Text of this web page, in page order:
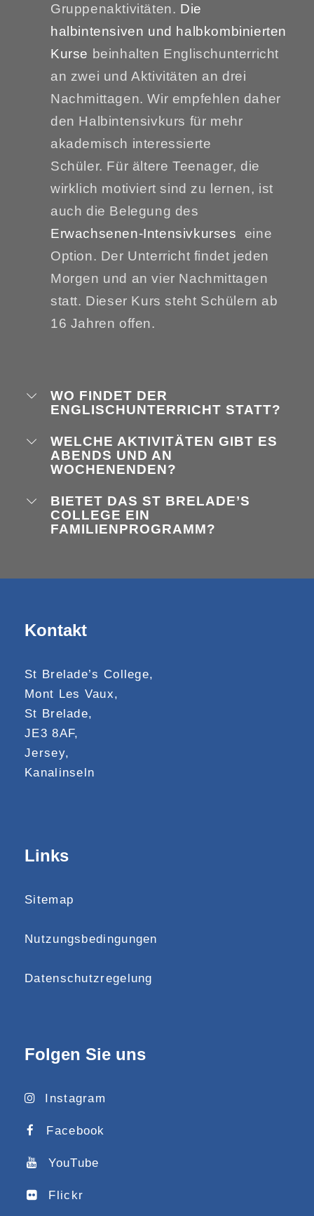
Gruppenaktivitäten. Die
halbintensiven und halbkombinierten
Kurse beinhalten Englischunterricht
an zwei und Aktivitäten an drei
Nachmittagen. Wir empfehlen daher
den Halbintensivkurs für mehr
akademisch interessierte
Schüler. Für ältere Teenager, die
wirklich motiviert sind zu lernen, ist
auch die Belegung des
Erwachsenen-Intensivkurses eine
Option. Der Unterricht findet jeden
Morgen und an vier Nachmittagen
statt. Dieser Kurs steht Schülern ab
16 Jahren offen.
WO FINDET DER
ENGLISCHUNTERRICHT STATT?
WELCHE AKTIVITÄTEN GIBT ES
ABENDS UND AN
WOCHENENDEN?
BIETET DAS ST BRELADE’S
COLLEGE EIN
FAMILIENPROGRAMM?
Kontakt
St Brelade’s College,
Mont Les Vaux,
St Brelade,
JE3 8AF,
Jersey,
Kanalinseln
Links
Sitemap
Nutzungsbedingungen
Datenschutzregelung
Folgen Sie uns
Instagram
Facebook
YouTube
Flickr